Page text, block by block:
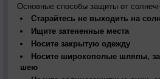
Основные способы защиты от
Старайтесь не выходить на
Ищите затененные места
Носите закрытую одежду
Носите широкополые шляпы,
шею